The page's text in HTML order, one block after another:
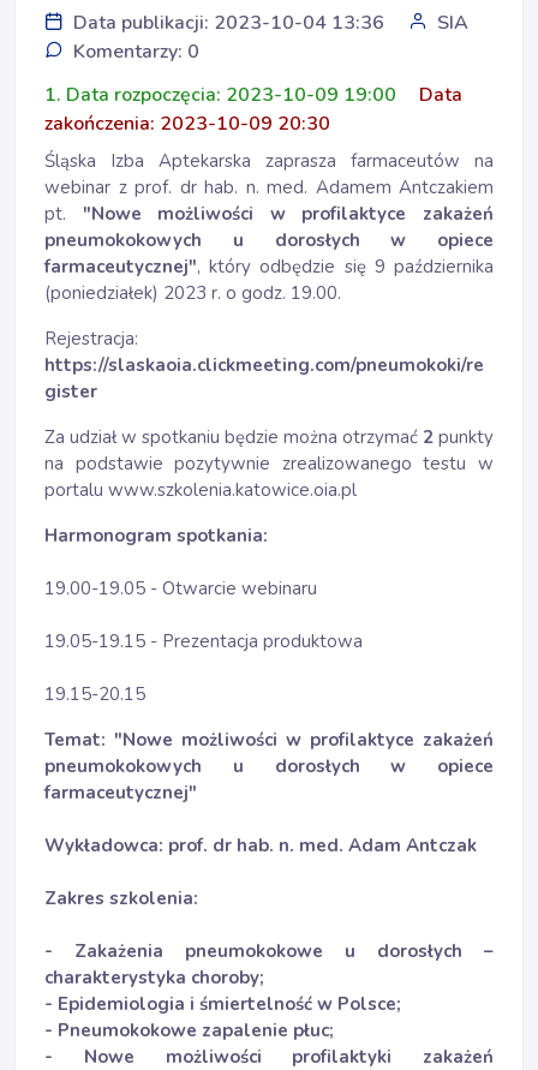
Data publikacji: 2023-10-04 13:36
SIA
Komentarzy: 0
1. Data rozpoczęcia: 2023-10-09 19:00
Data
zakończenia: 2023-10-09 20:30
Śląska Izba Aptekarska zaprasza farmaceutów na
webinar z prof. dr hab. n. med. Adamem Antczakiem
pt. "Nowe możliwości w profilaktyce zakażeń
pneumokokowych u dorosłych w opiece
farmaceutycznej", który odbędzie się 9 października
(poniedziałek) 2023 r. o godz. 19.00.
Rejestracja:
https://slaskaoia.clickmeeting.com/pneumokoki/re
gister
Za udział w spotkaniu będzie można otrzymać 2 punkty
na podstawie pozytywnie zrealizowanego testu w
portalu www.szkolenia.katowice.oia.pl
Harmonogram spotkania:
19.00-19.05 - Otwarcie webinaru
19.05-19.15 - Prezentacja produktowa
19.15-20.15
Temat: "Nowe możliwości w profilaktyce zakażeń
pneumokokowych u dorosłych w opiece
farmaceutycznej"
Wykładowca: prof. dr hab. n. med. Adam Antczak
Zakres szkolenia:
- Zakażenia pneumokokowe u dorosłych –
charakterystyka choroby;
- Epidemiologia i śmiertelność w Polsce;
- Pneumokokowe zapalenie płuc;
- Nowe możliwości profilaktyki zakażeń